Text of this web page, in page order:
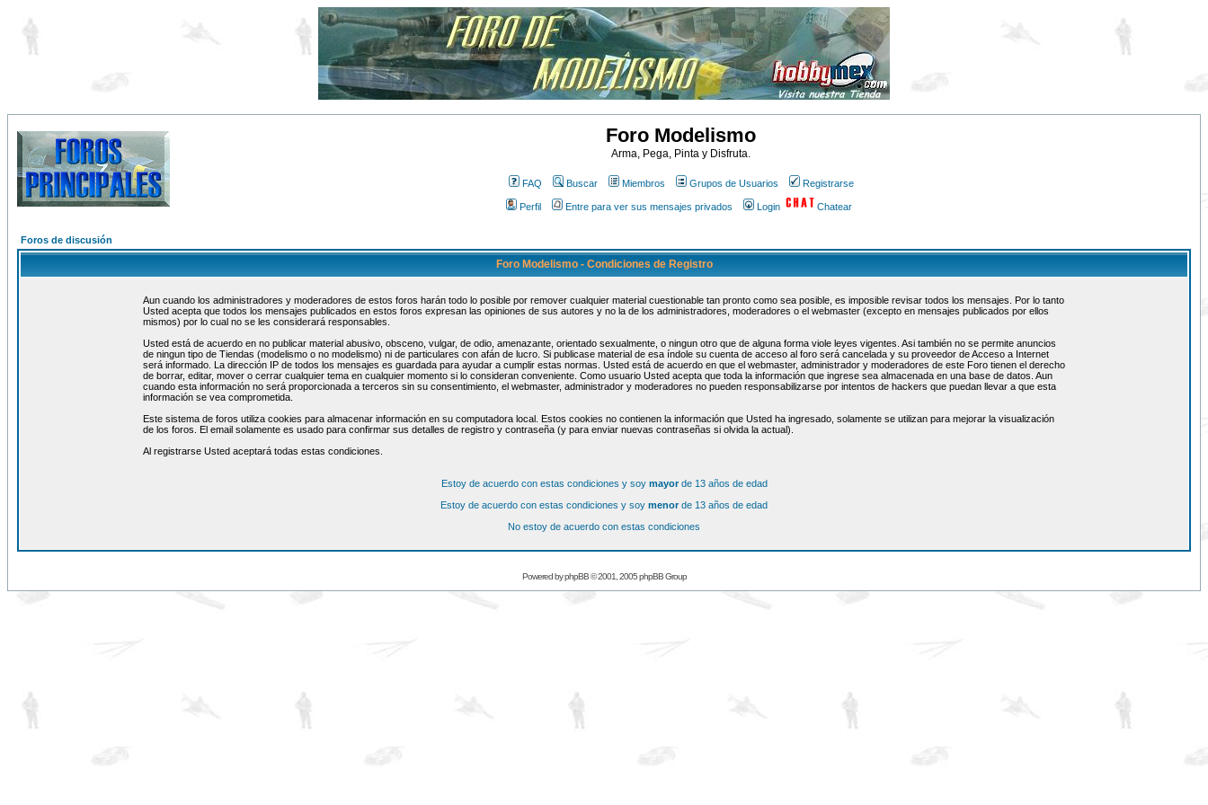
Foro Modelismo
Arma, Pega, Pinta y Disfruta.
FAQ Buscar Miembros Grupos de Usuarios Registrarse
Perfil Entre para ver sus mensajes privados Login Chatear
Foros de discusión
Foro Modelismo - Condiciones de Registro
Aun cuando los administradores y moderadores de estos foros harán todo lo posible por remover cualquier material cuestionable tan pronto como sea posible, es imposible revisar todos los mensajes. Por lo tanto
Usted acepta que todos los mensajes publicados en estos foros expresan las opiniones de sus autores y no la de los administradores, moderadores o el webmaster (excepto en mensajes publicados por ellos
mismos) por lo cual no se les considerará responsables.
Usted está de acuerdo en no publicar material abusivo, obsceno, vulgar, de odio, amenazante, orientado sexualmente, o ningun otro que de alguna forma viole leyes vigentes. Asi también no se permite anuncios
de ningun tipo de Tiendas (modelismo o no modelismo) ni de particulares con afán de lucro. Si publicase material de esa índole su cuenta de acceso al foro será cancelada y su proveedor de Acceso a Internet
será informado. La dirección IP de todos los mensajes es guardada para ayudar a cumplir estas normas. Usted está de acuerdo en que el webmaster, administrador y moderadores de este Foro tienen el derecho
de borrar, editar, mover o cerrar cualquier tema en cualquier momento si lo consideran conveniente. Como usuario Usted acepta que toda la información que ingrese sea almacenada en una base de datos. Aun
cuando esta información no será proporcionada a terceros sin su consentimiento, el webmaster, administrador y moderadores no pueden responsabilizarse por intentos de hackers que puedan llevar a que esta
información se vea comprometida.
Este sistema de foros utiliza cookies para almacenar información en su computadora local. Estos cookies no contienen la información que Usted ha ingresado, solamente se utilizan para mejorar la visualización
de los foros. El email solamente es usado para confirmar sus detalles de registro y contraseña (y para enviar nuevas contraseñas si olvida la actual).
Al registrarse Usted aceptará todas estas condiciones.
Estoy de acuerdo con estas condiciones y soy mayorde 13 años de edad
Estoy de acuerdo con estas condiciones y soy menorde 13 años de edad
No estoy de acuerdo con estas condiciones
Powered byphpBB© 2001, 2005 phpBB Group